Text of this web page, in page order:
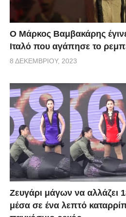
Ο Μάρκος Βαμβακάρης
Ιταλό που αγάπησε το
8 ΔΕΚΕΜΒΡΊΟΥ, 2023
Zευγάρι μάγων να αλλάζει
μέσα σε ένα λεπτό